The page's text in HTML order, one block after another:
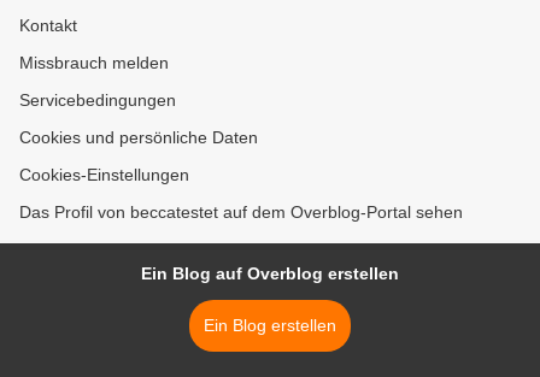
Kontakt
Missbrauch melden
Servicebedingungen
Cookies und persönliche Daten
Cookies-Einstellungen
Das Profil von beccatestet auf dem Overblog-Portal sehen
Ein Blog auf Overblog erstellen
Ein Blog erstellen